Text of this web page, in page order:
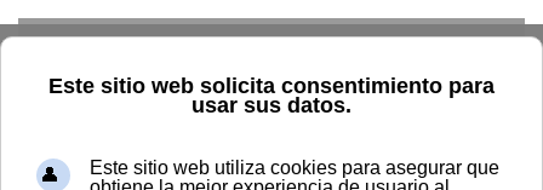
Inicio La UNIA Tablón de anuncios